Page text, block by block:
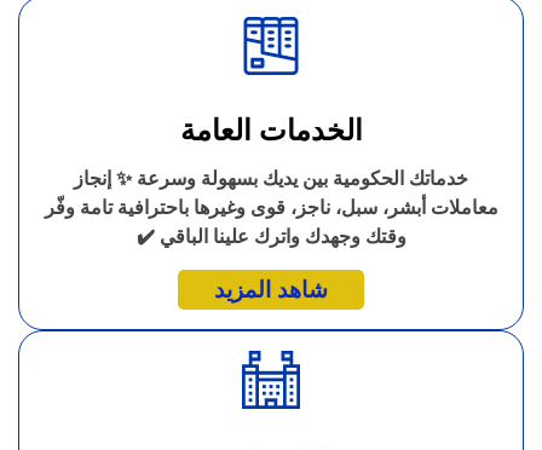
الخدمات العامة
خدماتك الحكومية بين يديك بسهولة وسرعة ✨ إنجاز
معاملات أبشر، سبل، ناجز، قوى وغيرها باحترافية تامة وفّر
وقتك وجهدك واترك علينا الباقي ✔️
شاهد المزيد